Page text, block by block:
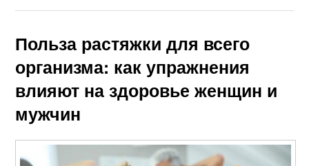
Польза растяжки для всего
организма: как упражнения
влияют на здоровье женщин и
мужчин